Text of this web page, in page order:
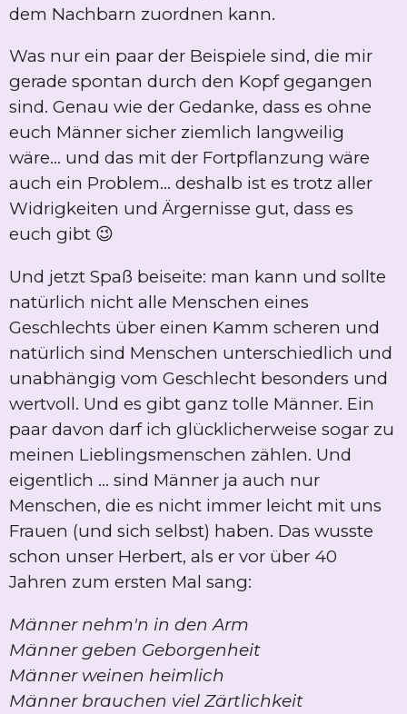
dem Nachbarn zuordnen kann.
Was nur ein paar der Beispiele sind, die mir
gerade spontan durch den Kopf gegangen
sind. Genau wie der Gedanke, dass es ohne
euch Männer sicher ziemlich langweilig
wäre... und das mit der Fortpflanzung wäre
auch ein Problem... deshalb ist es trotz aller
Widrigkeiten und Ärgernisse gut, dass es
euch gibt 😉
Und jetzt Spaß beiseite: man kann und sollte
natürlich nicht alle Menschen eines
Geschlechts über einen Kamm scheren und
natürlich sind Menschen unterschiedlich und
unabhängig vom Geschlecht besonders und
wertvoll. Und es gibt ganz tolle Männer. Ein
paar davon darf ich glücklicherweise sogar zu
meinen Lieblingsmenschen zählen. Und
eigentlich ... sind Männer ja auch nur
Menschen, die es nicht immer leicht mit uns
Frauen (und sich selbst) haben. Das wusste
schon unser Herbert, als er vor über 40
Jahren zum ersten Mal sang:
Männer nehm'n in den Arm
Männer geben Geborgenheit
Männer weinen heimlich
Männer brauchen viel Zärtlichkeit